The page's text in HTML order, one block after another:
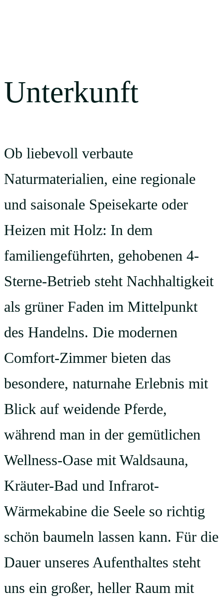
Unterkunft
Ob liebevoll verbaute
Naturmaterialien, eine regionale
und saisonale Speisekarte oder
Heizen mit Holz: In dem
familiengeführten, gehobenen 4-
Sterne-Betrieb steht Nachhaltigkeit
als grüner Faden im Mittelpunkt
des Handelns. Die modernen
Comfort-Zimmer bieten das
besondere, naturnahe Erlebnis mit
Blick auf weidende Pferde,
während man in der gemütlichen
Wellness-Oase mit Waldsauna,
Kräuter-Bad und Infrarot-
Wärmekabine die Seele so richtig
schön baumeln lassen kann. Für die
Dauer unseres Aufenthaltes steht
uns ein großer, heller Raum mit